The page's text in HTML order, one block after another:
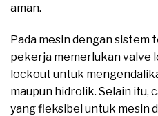
aman.
Pada mesin dengan sistem
pekerja memerlukan valve
lockout untuk
maupun hidrolik. Selain itu,
yang fleksibel untuk mesin